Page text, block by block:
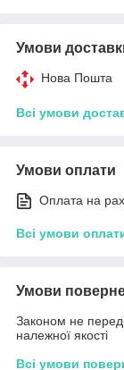
Умови
Нова Пошта
Всі умови
Умови оплати
Оплата на
Всі умови
Умови
Законом не
належної якості
Всі умови